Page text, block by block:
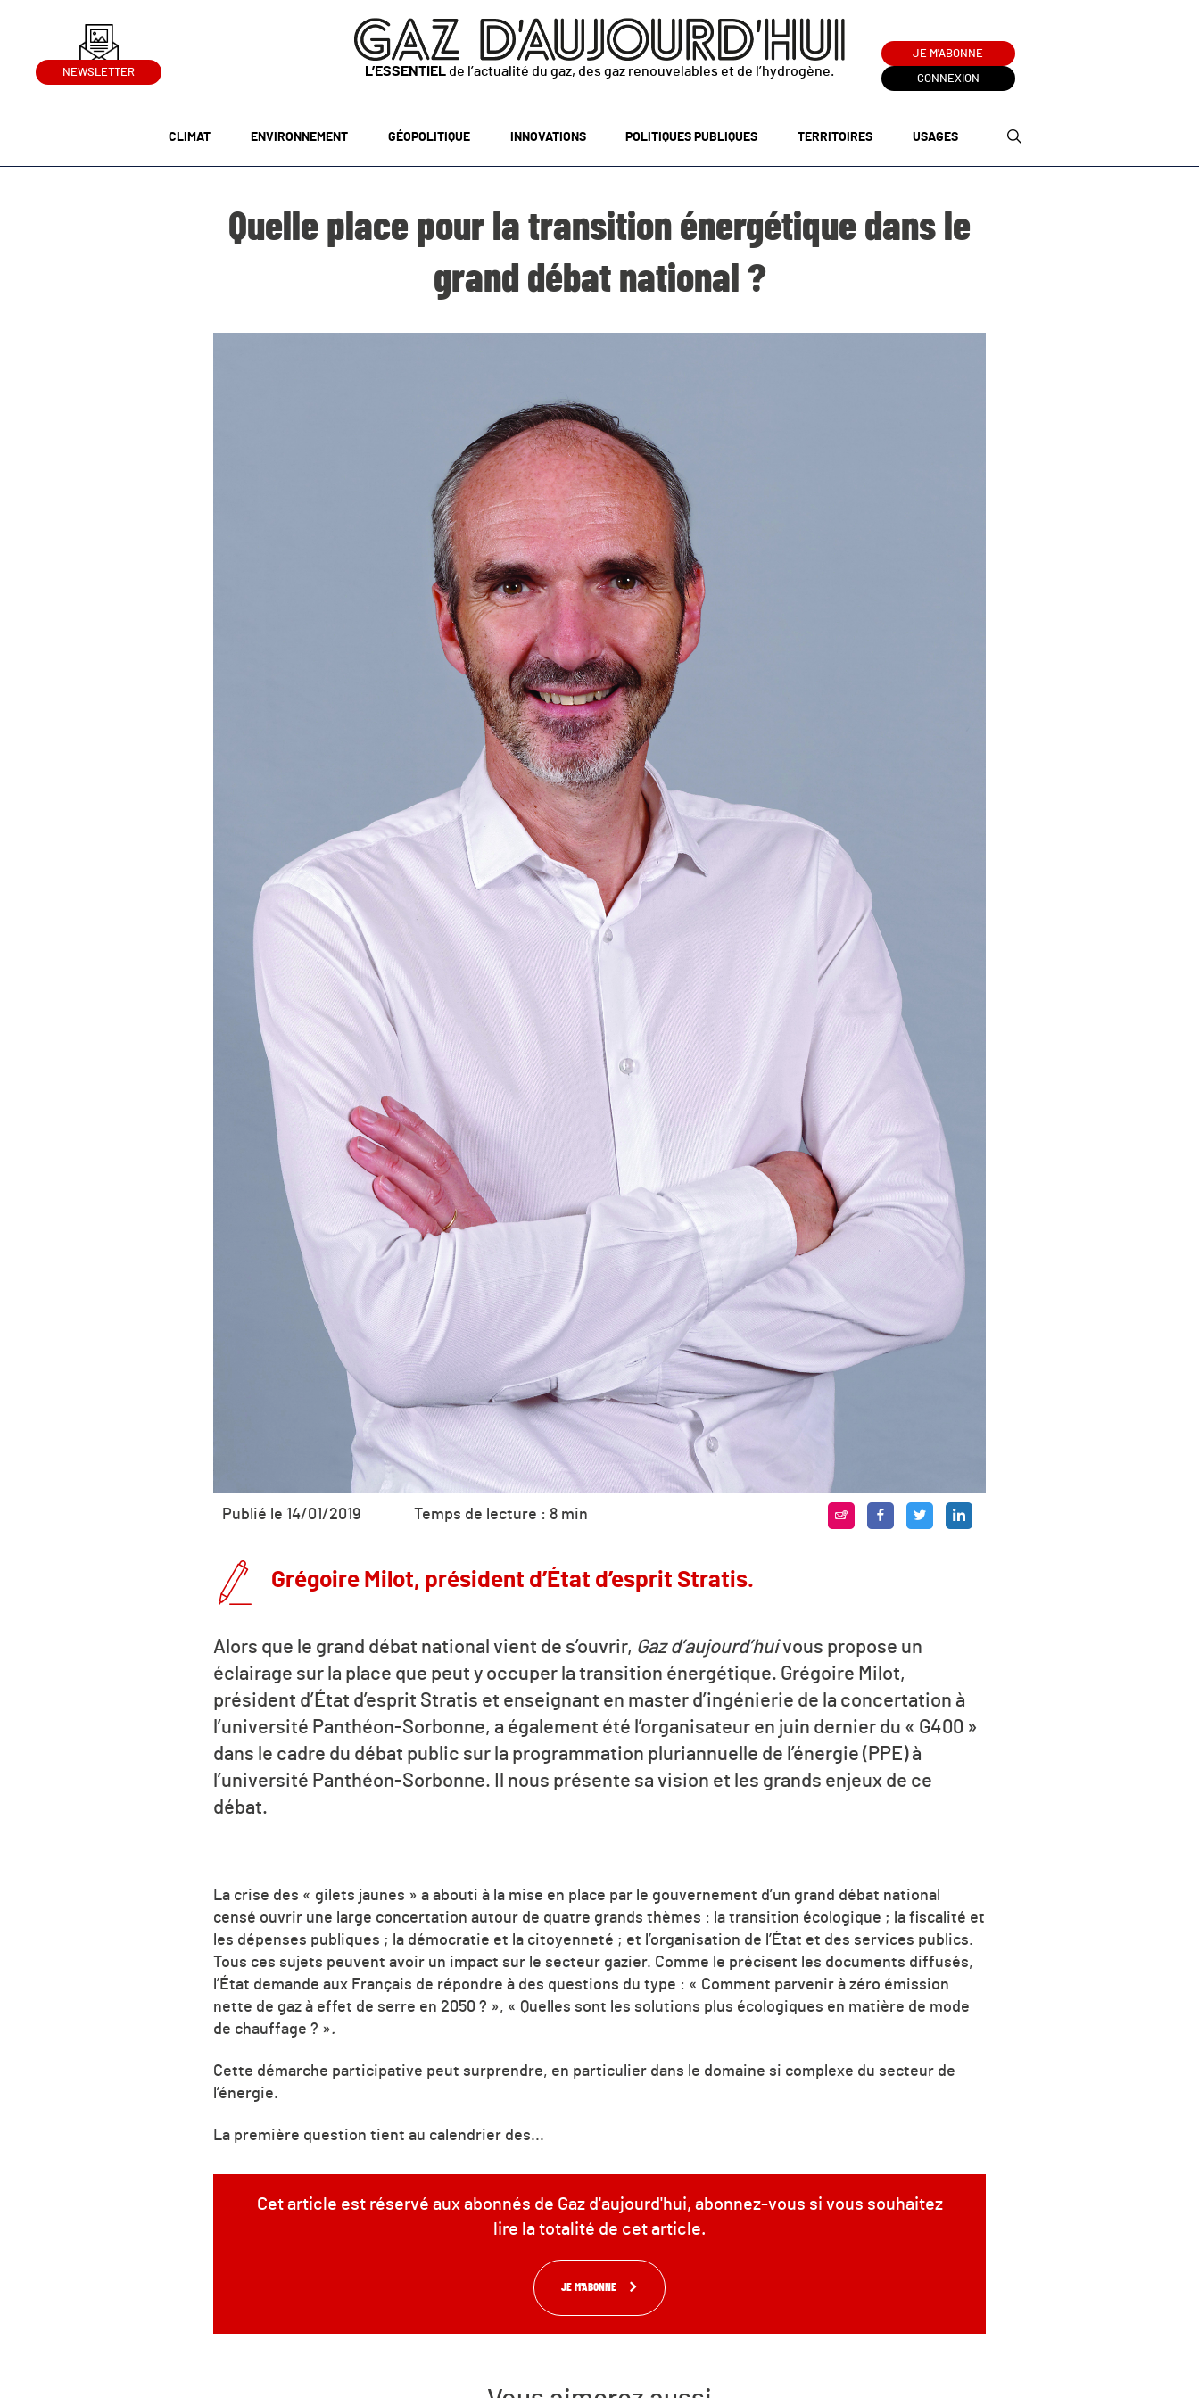
NEWSLETTER L’ESSENTIEL de l’actualité du gaz, des gaz renouvelables et de l’hydrogène.
JE M'ABONNE
CONNEXION
CLIMAT ENVIRONNEMENT GÉOPOLITIQUE INNOVATIONS POLITIQUES PUBLIQUES TERRITOIRES USAGES
Quelle place pour la transition énergétique dans le
grand débat national ?
Publié le 14/01/2019 Temps de lecture : 8 min
Grégoire Milot, président d’État d’esprit Stratis.
Alors que le grand débat national vient de s’ouvrir, Gaz d’aujourd’huivous propose un
éclairage sur la place que peut y occuper la transition énergétique. Grégoire Milot,
président d’État d’esprit Stratis et enseignant en master d’ingénierie de la concertation à
l’université Panthéon-Sorbonne, a également été l’organisateur en juin dernier du « G400 »
dans le cadre du débat public sur la programmation pluriannuelle de l’énergie (PPE) à
l’université Panthéon-Sorbonne. Il nous présente sa vision et les grands enjeux de ce
débat.
La crise des « gilets jaunes » a abouti à la mise en place par le gouvernement d’un grand débat national
censé ouvrir une large concertation autour de quatre grands thèmes : la transition écologique ; la fiscalité et
les dépenses publiques ; la démocratie et la citoyenneté ; et l’organisation de l’État et des services publics.
Tous ces sujets peuvent avoir un impact sur le secteur gazier. Comme le précisent les documents diffusés,
l’État demande aux Français de répondre à des questions du type : « Comment parvenir à zéro émission
nette de gaz à effet de serre en 2050 ? », « Quelles sont les solutions plus écologiques en matière de mode
de chauffage ? ».
Cette démarche participative peut surprendre, en particulier dans le domaine si complexe du secteur de
l’énergie.
La première question tient au calendrier des...
Cet article est réservé aux abonnés de Gaz d'aujourd'hui, abonnez-vous si vous souhaitez
lire la totalité de cet article.
JE M'ABONNE